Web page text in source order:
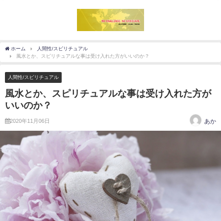
ホーム
人間性/スピリチュアル
風水とか、スピリチュアルな事は受け入れた方がいいのか？
人間性/スピリチュアル
風水とか、スピリチュアルな事は受け入れた方が
いいのか？
2020年11月06日 あか